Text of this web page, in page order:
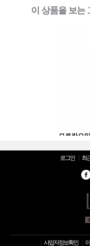
이 상품을 보는
로그인 최
사업자정보확인